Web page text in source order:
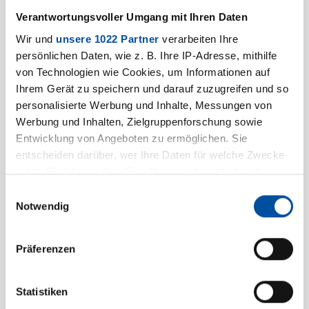
Verantwortungsvoller Umgang mit Ihren Daten
Wir und unsere 1022 Partner verarbeiten Ihre
persönlichen Daten, wie z. B. Ihre IP-Adresse, mithilfe
von Technologien wie Cookies, um Informationen auf
Ihrem Gerät zu speichern und darauf zuzugreifen und so
personalisierte Werbung und Inhalte, Messungen von
Werbung und Inhalten, Zielgruppenforschung sowie
Entwicklung von Angeboten zu ermöglichen. Sie
entscheiden darüber, wer Ihre Daten für welche Zwecke
nutzt. Sie können Ihre Einwilligung jederzeit über die
Trigger Symbol ändern oder widerrufen
Informationen über Ihre geografische Lage erfassen,
Ihr Gerät durch aktives Scannen nach bestimmten
Notwendig
Präferenzen
Statistiken
Wir freuen uns auf Sie und
darauf, Ihr Anliegen zu
besprechen.
Persönliche Angaben
Vorname